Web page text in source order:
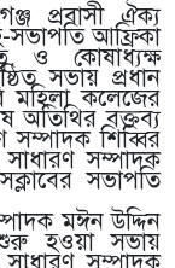
প্রবাসী ঐক্য
সভাপতি আফ্রিকা
ও কোষাধ্যক্ষ
সভায় প্রধান
মহিলা কলেজের
অতিথির বক্তব্য
শিব্বির
সম্পাদক
সভাপতি
মঈন উদ্দিন
হওয়া সভায়